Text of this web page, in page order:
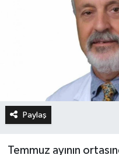
Paylaş
Temmuz ayının